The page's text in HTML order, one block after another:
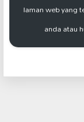
laman web yang
anda atau